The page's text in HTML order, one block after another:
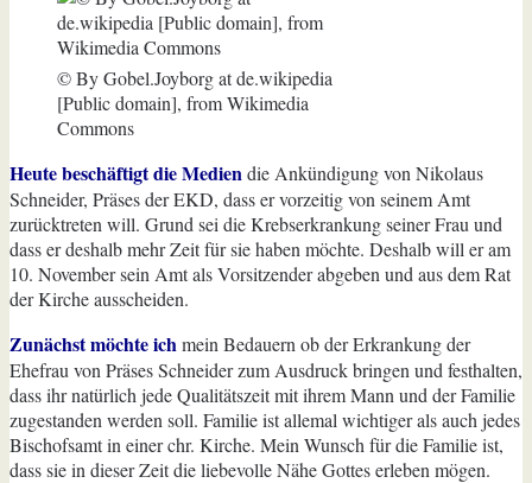
© By Gobel.Joyborg at de.wikipedia
[Public domain], from Wikimedia
Commons
Heute beschäftigt die Mediendie Ankündigung von Nikolaus
Schneider, Präses der EKD, dass er vorzeitig von seinem Amt
zurücktreten will. Grund sei die Krebserkrankung seiner Frau und
dass er deshalb mehr Zeit für sie haben möchte. Deshalb will er am
10. November sein Amt als Vorsitzender abgeben und aus dem Rat
der Kirche ausscheiden.
Zunächst möchte ichmein Bedauern ob der Erkrankung der
Ehefrau von Präses Schneider zum Ausdruck bringen und festhalten,
dass ihr natürlich jede Qualitätszeit mit ihrem Mann und der Familie
zugestanden werden soll. Familie ist allemal wichtiger als auch jedes
Bischofsamt in einer chr. Kirche. Mein Wunsch für die Familie ist,
dass sie in dieser Zeit die liebevolle Nähe Gottes erleben mögen.